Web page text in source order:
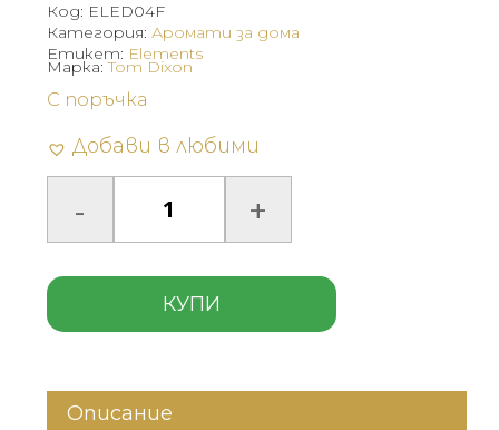
Код: ELED04F
Категория: Аромати за дома
Етикет: Elements
С поръчка
Добави в любими
КУПИ
Марка:Tom Dixon
Описание